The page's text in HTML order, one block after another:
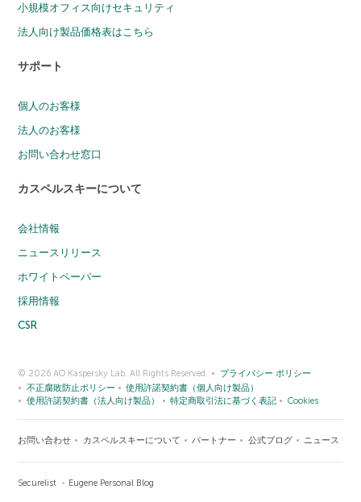
小規模オフィス向けセキュリティ
法人向け製品価格表はこちら
サポート
個人のお客様
法人のお客様
お問い合わせ窓口
カスペルスキーについて
会社情報
ニュースリリース
ホワイトペーパー
採用情報
CSR
© 2026 AO Kaspersky Lab. All Rights Reserved.
プライバシー ポリシー
不正腐敗防止ポリシー
使用許諾契約書（個人向け製品）
使用許諾契約書（法人向け製品）
特定商取引法に基づく表記 Cookies
お問い合わせ カスペルスキーについて パートナー 公式ブログ ニュース
Securelist Eugene Personal Blog